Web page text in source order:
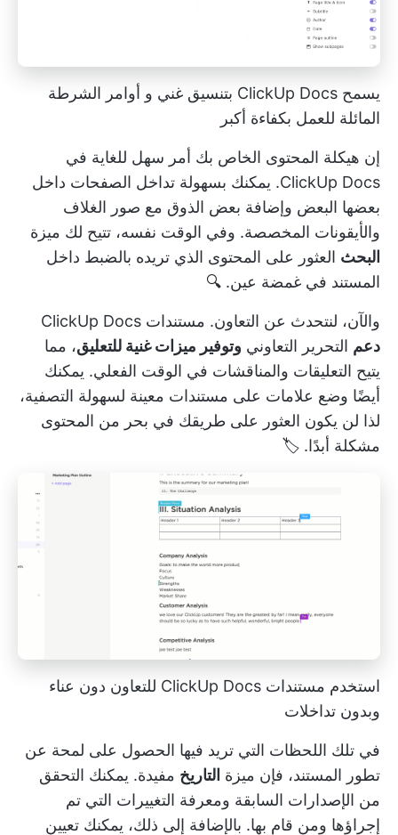
يسمح ClickUp Docs بتنسيق غني و
أوامر الشرطة
المائلة للعمل بكفاءة أكبر
إن هيكلة المحتوى الخاص بك أمر سهل للغاية في
ClickUp Docs. يمكنك بسهولة تداخل الصفحات داخل
بعضها البعض وإضافة بعض الذوق مع صور الغلاف
والأيقونات المخصصة. وفي الوقت نفسه، تتيح لك ميزة
البحث العثور على المحتوى الذي تريده بالضبط داخل
المستند في غمضة عين. 🔍
والآن، لنتحدث عن التعاون. مستندات ClickUp Docs
دعم التحرير التعاوني وتوفير ميزات غنية للتعليق، مما
يتيح التعليقات والمناقشات في الوقت الفعلي. يمكنك
أيضًا وضع علامات على مستندات معينة لسهولة التصفية،
لذا لن يكون العثور على طريقك في بحر من المحتوى
مشكلة أبدًا. 🏷️
استخدم مستندات ClickUp Docs للتعاون دون عناء
وبدون تداخلات
في تلك اللحظات التي تريد فيها الحصول على لمحة عن
تطور المستند، فإن ميزة التاريخ مفيدة. يمكنك التحقق
من الإصدارات السابقة ومعرفة التغييرات التي تم
إجراؤها ومن قام بها. بالإضافة إلى ذلك، يمكنك تعيين